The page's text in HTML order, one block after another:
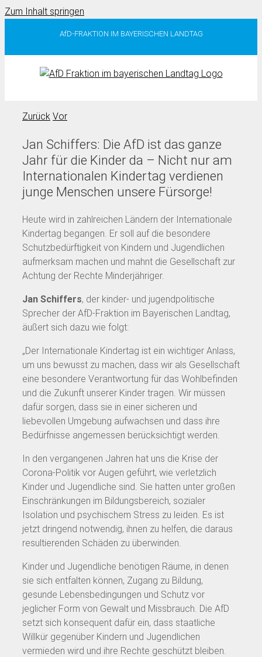
Zum Inhalt springen
AfD-FRAKTION IM BAYERISCHEN LANDTAG
Zurück Vor
Jan Schiffers: Die AfD ist das ganze
Jahr für die Kinder da – Nicht nur am
Internationalen Kindertag verdienen
junge Menschen unsere Fürsorge!
Heute wird in zahlreichen Ländern der Internationale
Kindertag begangen. Er soll auf die besondere
Schutzbedürftigkeit von Kindern und Jugendlichen
aufmerksam machen und mahnt die Gesellschaft zur
Achtung der Rechte Minderjähriger.
Jan Schiffers, der kinder- und jugendpolitische
Sprecher der AfD-Fraktion im Bayerischen Landtag,
äußert sich dazu wie folgt:
„Der Internationale Kindertag ist ein wichtiger Anlass,
um uns bewusst zu machen, dass wir als Gesellschaft
eine besondere Verantwortung für das Wohlbefinden
und die Zukunft unserer Kinder tragen. Wir müssen
dafür sorgen, dass sie in einer sicheren und
liebevollen Umgebung aufwachsen und dass ihre
Bedürfnisse angemessen berücksichtigt werden.
In den vergangenen Jahren hat uns die Krise der
Corona-Politik vor Augen geführt, wie verletzlich
Kinder und Jugendliche sind. Sie hatten unter großen
Einschränkungen im Bildungsbereich, sozialer
Isolation und psychischem Stress zu leiden. Es ist
jetzt dringend notwendig, ihnen zu helfen, die daraus
resultierenden Schäden zu überwinden.
Kinder und Jugendliche benötigen Räume, in denen
sie sich entfalten können, Zugang zu Bildung,
gesunde Lebensbedingungen und Schutz vor
jeglicher Form von Gewalt und Missbrauch. Die AfD
setzt sich konsequent dafür ein, dass staatliche
Willkür gegenüber Kindern und Jugendlichen
vermieden wird und ihre Rechte geschützt bleiben.